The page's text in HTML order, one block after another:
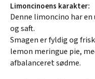
Limoncinoens karakter:
Denne limoncino har
og saft.
Smagen er fyldig og
lemon meringue pie,
afbalanceret sødme.